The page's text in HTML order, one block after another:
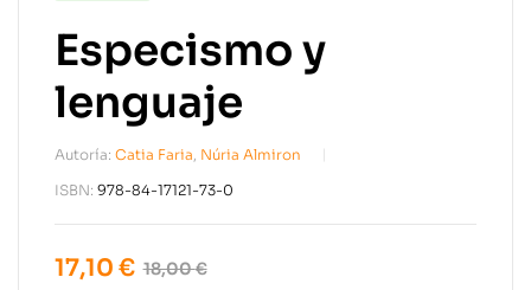
Especismo y
lenguaje
Autoría: Catia Faria, Núria Almiron
ISBN: 978-84-17121-73-0
18,00€
17,10 €